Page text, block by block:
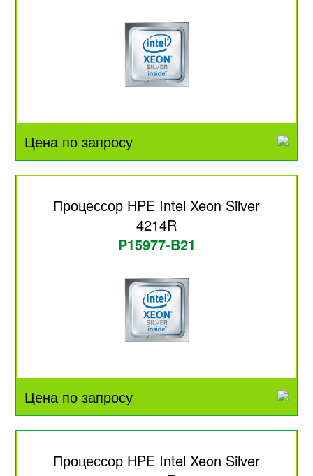
Цена по запросу
Процессор HPE Intel Xeon Silver
4214R
P15977-B21
Цена по запросу
Процессор HPE Intel Xeon Silver